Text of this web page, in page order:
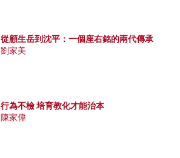
從顧生岳到沈平：一個座右銘的兩代傳承
劉家美
行為不檢 培育教化才能治本
陳家偉